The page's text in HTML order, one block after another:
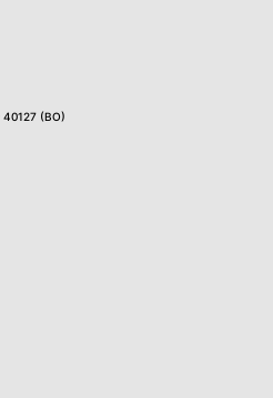
40127 (BO)